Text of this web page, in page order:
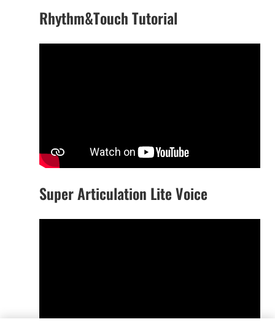
Rhythm&Touch Tutorial
Super Articulation Lite Voice